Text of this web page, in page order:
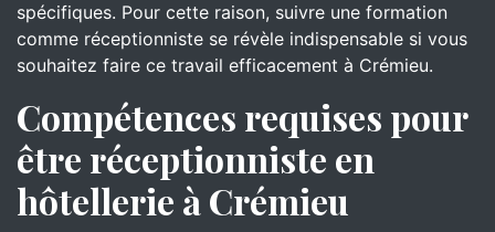
spécifiques. Pour cette raison, suivre une formation
comme réceptionniste se révèle indispensable si vous
souhaitez faire ce travail efficacement à Crémieu.
Compétences requises pour
être réceptionniste en
hôtellerie à Crémieu